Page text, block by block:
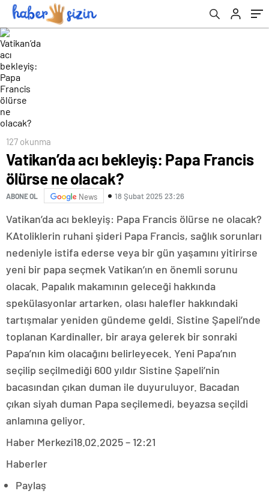
127 okunma
Vatikan’da acı bekleyiş: Papa Francis
ölürse ne olacak?
ABONE OL News 18 Şubat 2025 23:26
Vatikan’da acı bekleyiş: Papa Francis ölürse ne olacak?
KAtoliklerin ruhani şideri Papa Francis, sağlık sorunları
nedeniyle istifa ederse veya bir gün yaşamını yitirirse
yeni bir papa seçmek Vatikan’ın en önemli sorunu
olacak. Papalık makamının geleceği hakkında
spekülasyonlar artarken, olası halefler hakkındaki
tartışmalar yeniden gündeme geldi. Sistine Şapeli’nde
toplanan Kardinaller, bir araya gelerek bir sonraki
Papa’nın kim olacağını belirleyecek. Yeni Papa’nın
seçilip seçilmediği 600 yıldır Sistine Şapeli’nin
bacasından çıkan duman ile duyuruluyor. Bacadan
çıkan siyah duman Papa seçilemedi, beyazsa seçildi
anlamına geliyor.
Haber Merkezi18.02.2025 – 12:21
Haberler
Paylaş